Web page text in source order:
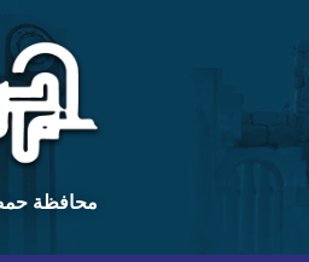
content
main
navigation
footer
محافظة